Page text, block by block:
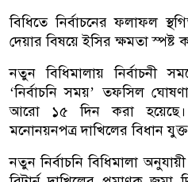
বিধিতে নির্বাচনের ফলাফল
দেয়ার বিষয়ে ইসির ক্ষমতা স্পষ্ট
নতুন বিধিমালায় নির্বাচনী
‘নির্বাচনি সময়’ তফসিল
আরো ১৫ দিন করা হয়েছে।
মনোনয়নপত্র দাখিলের বিধান
নতুন নির্বাচনি বিধিমালা